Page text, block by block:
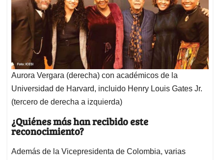
Aurora Vergara (derecha) con académicos de la
Universidad de Harvard, incluido Henry Louis Gates Jr.
(tercero de derecha a izquierda)
¿Quiénes más han recibido este
reconocimiento?
Además de la Vicepresidenta de Colombia, varias